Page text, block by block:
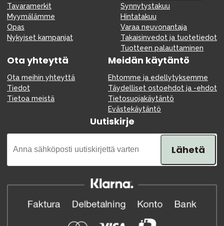
Tavaramerkit
Myymälämme
Opas
Nykyiset kampanjat
Synnytystakuu
Hintatakuu
Varaa neuvonantaja
Takaisinvedot ja tuotetiedot
Tuotteen palauttaminen
Ota yhteyttä
Ota meihin yhteyttä
Tiedot
Tietoa meistä
Meidän käytäntö
Ehtomme ja edellytyksemme
Täydelliset ostoehdot ja -ehdot
Tietosuojakäytäntö
Evästekäytäntö
Uutiskirje
Lähetä